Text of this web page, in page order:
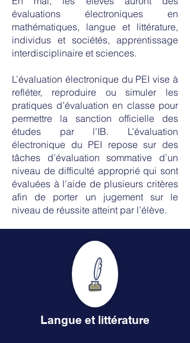
évaluations électroniques en
mathématiques, langue et littérature,
individus et sociétés, apprentissage
interdisciplinaire et sciences.
L’évaluation électronique du PEI vise à
refléter, reproduire ou simuler les
pratiques d’évaluation en classe pour
permettre la sanction officielle des
études par l’IB. L’évaluation
électronique du PEI repose sur des
tâches d’évaluation sommative d’un
niveau de difficulté approprié qui sont
évaluées à l’aide de plusieurs critères
afin de porter un jugement sur le
niveau de réussite atteint par l’élève.
Langue et littérature